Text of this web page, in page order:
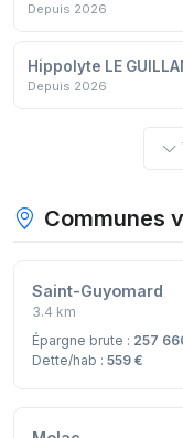
Depuis 2026
Hippolyte LE
Depuis 2026
Communes
Saint-Guyomard
3.4 km
Épargne brute : 257
Dette/hab : 559 €